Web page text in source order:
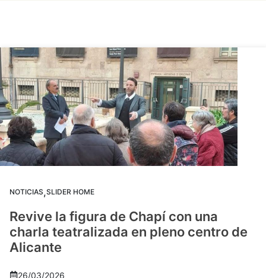
NOTICIAS,SLIDER HOME
Revive la figura de Chapí con una
charla teatralizada en pleno centro de
Alicante
26/03/2026